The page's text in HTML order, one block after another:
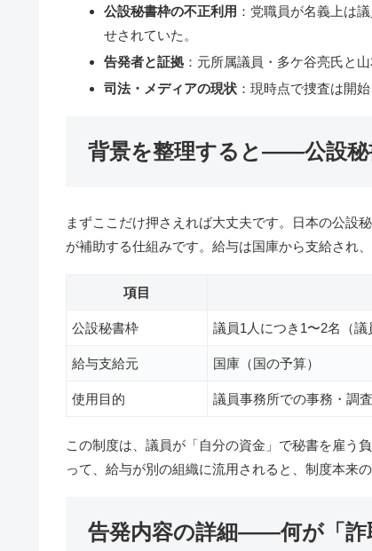
公設秘書枠の不正利用 ：党職員が名義上は
せされていた。
告発者と証拠 ：元所属議員・多ケ谷亮氏と
司法・メディアの現状 ：現時点で捜査は開
背景を整理すると――公設秘
まずここだけ押さえれば大丈夫です。日本の公設
が補助する仕組みです。給与は国庫から支給され
項目
公設秘書枠 議員1人につき1〜2名（議
給与支給元 国庫（国の予算）
使用目的 議員事務所での事務・調
この制度は、議員が「自分の資金」で秘書を雇う
って、給与が別の組織に流用されると、制度本来
告発内容の詳細――何が「詐